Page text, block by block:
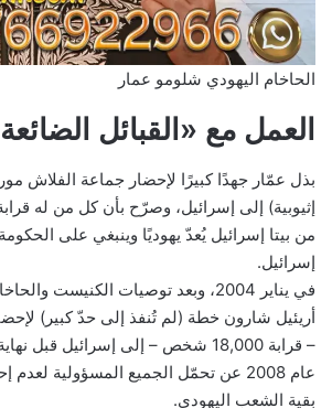
الحاخام اليهودي شلومو عمار
العمل مع «القبائل
بذل عمّار جهدًا كبيرًا لإحضار جماعة الفلاش
إثيوبية) إلى إسرائيل، وصرّح بأن كل من له
من بيتا إسرائيل يُعدّ يهوديًا وينبغي على
إسرائيل.
في يناير 2004، وبعد توصيات الكنيست
أريئيل شارون خطة (لم تُنفذ إلى حدّ كبير)
عام 2008 عن تحمّل الجميع المسؤولية لعدم
بقية الشعب اليهودي.